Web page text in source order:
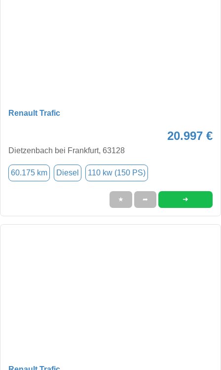
Renault Trafic
20.997 €
Dietzenbach bei Frankfurt, 63128
60.175 km Diesel 110 kw (150 PS)
★ ➦ ➜